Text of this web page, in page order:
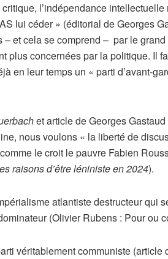
critique, l’indépendance
lui céder » (éditorial de Georges
– et cela se comprend – par le
plus concernées par la politique. Il
en leur temps un « parti d’avant-
et article de Georges
nous voulons « la liberté de
le croit le pauvre Fabien
raisons d’être léniniste en 2024).
atlantiste destructeur qui
(Olivier Rubens : Pour ou
véritablement communiste (article